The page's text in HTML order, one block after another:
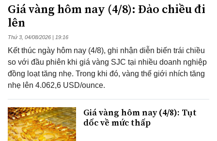
Giá vàng hôm nay (4/8): Đảo chiều đi
lên
Thứ 3, 04/08/2026 | 19:16
Kết thúc ngày hôm nay (4/8), ghi nhận diễn biến trái chiều
so với đầu phiên khi giá vàng SJC tại nhiều doanh nghiệp
đồng loạt tăng nhẹ. Trong khi đó, vàng thế giới nhích tăng
nhẹ lên 4.062,6 USD/ounce.
Giá vàng hôm nay (4/8): Tụt
dốc về mức thấp